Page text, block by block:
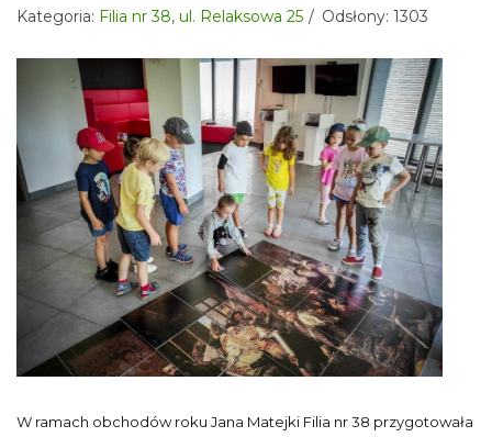
Kategoria: Filia nr 38, ul. Relaksowa 25 Odsłony: 1303
W ramach obchodów roku Jana Matejki Filia nr 38 przygotowała